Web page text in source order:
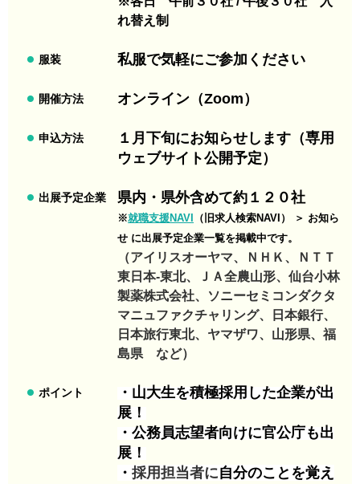
れ替え制
服装 私服で気軽にご参加ください
開催方法 オンライン（Zoom）
申込方法
１月下旬にお知らせします（専用
ウェブサイト公開予定）
出展予定企業 県内・県外含めて約１２０社
※就職支援NAVI
（旧求人検索NAVI） ＞ お知ら
せ に出展予定企業一覧を掲載中です。
（アイリスオーヤマ、ＮＨＫ、ＮＴＴ
東日本-東北、ＪＡ全農山形、仙台小林
製薬株式会社、ソニーセミコンダクタ
マニュファクチャリング、日本銀行、
日本旅行東北、ヤマザワ、山形県、福
島県 など）
ポイント
・山大生を積極採用した企業が出
展！
・公務員志望者向けに官公庁も出
展！
・ 採用担当者に自分のことを覚え